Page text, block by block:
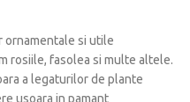
ornamentale si utile
rosiile, fasolea si multe altele.
a legaturilor de plante
usoara in pamant